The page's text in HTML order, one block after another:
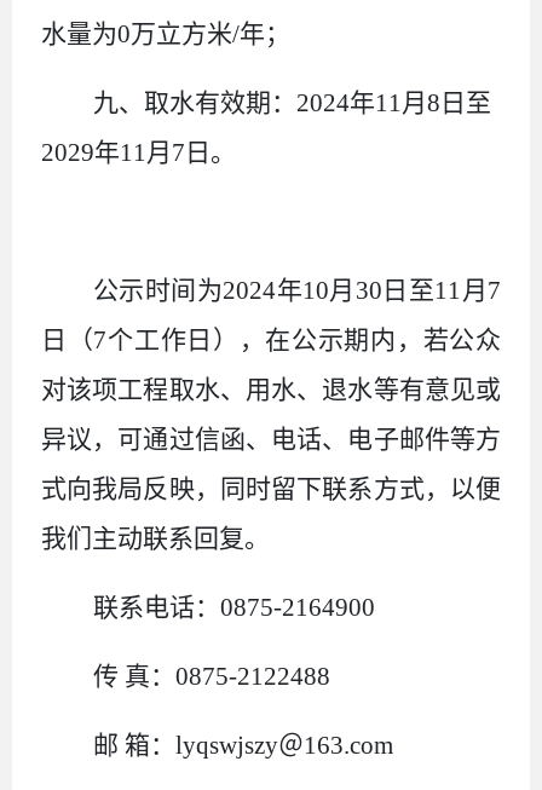
水量为0万立方米/年；
九、取水有效期：2024年11月8日至
2029年11月7日。
公示时间为2024年10月30日至11月7
日（7个工作日），在公示期内，若公众
对该项工程取水、用水、退水等有意见或
异议，可通过信函、电话、电子邮件等方
式向我局反映，同时留下联系方式，以便
我们主动联系回复。
联系电话：0875-2164900
传 真：0875-2122488
邮 箱：lyqswjszy＠163.com